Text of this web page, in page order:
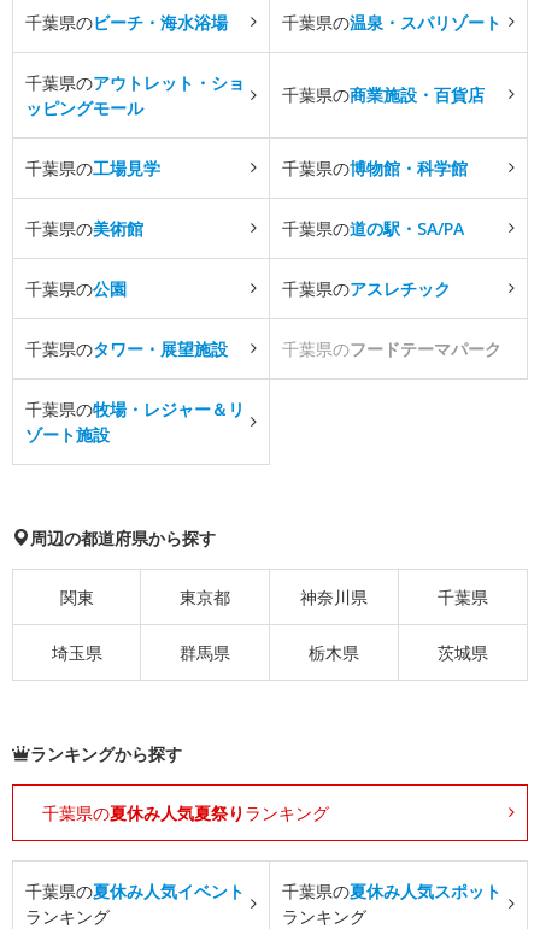
千葉県のビーチ・海水浴場 千葉県の温泉・スパリゾート
千葉県のアウトレット・ショ
ッピングモール
千葉県の商業施設・百貨店
千葉県の工場見学 千葉県の博物館・科学館
千葉県の美術館 千葉県の道の駅・SA/PA
千葉県の公園 千葉県のアスレチック
千葉県のタワー・展望施設 千葉県のフードテーマパーク
千葉県の牧場・レジャー＆リ
ゾート施設
周辺の都道府県から探す
関東 東京都 神奈川県 千葉県
埼玉県 群馬県 栃木県 茨城県
ランキングから探す
千葉県の夏休み人気夏祭り ランキング
千葉県の夏休み人気イベント
ランキング
千葉県の夏休み人気スポット
ランキング